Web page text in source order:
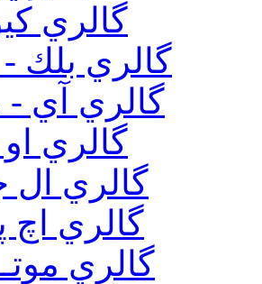
گالري
گالري بلك
گالري آي
گالري او
گالري ال
گالري اچ
گالري